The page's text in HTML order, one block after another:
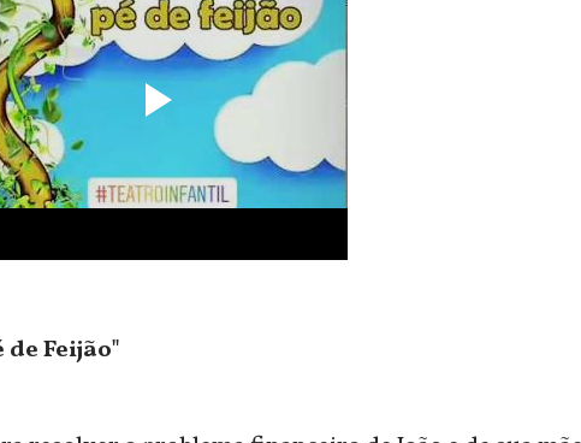
de Feijão"